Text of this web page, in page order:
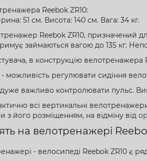
Reebok ZR10:
51 см. Висота: 140 см. Вага: 34 кг.
Reebok ZR10, призначений
займаються вагою до 135 кг.
в конструкцію
можливість регулювати сидіння
важливо контролювати пульс.
всі вертикальні
з його розміщенням, на відміну від
на велотренажері
- велосипеді Reebok ZR10 є